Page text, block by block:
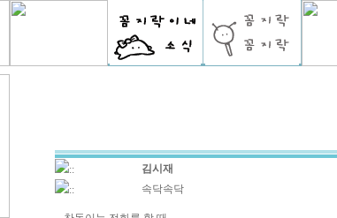
::
김시재
::
속닥속닥